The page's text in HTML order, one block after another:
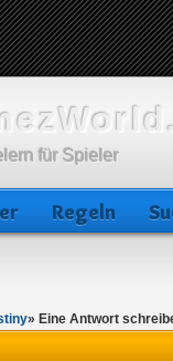
für Spieler
Regeln
» Eine Antwort